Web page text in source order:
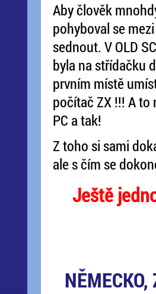
Aby člověk
pohyboval se
sednout. V OLD
byla na střídačku
prvním místě
počítač ZX !!! A to
PC a tak!
Z toho si sami
ale s čím se
Ještě